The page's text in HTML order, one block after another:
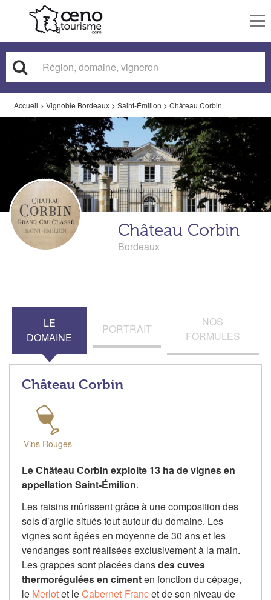
Accueil > Vignoble Bordeaux > Saint-Émilion > Château Corbin
Château Corbin
Bordeaux
LE
DOMAINE
PORTRAIT
NOS
FORMULES
Château Corbin
Vins Rouges
Le Château Corbin exploite 13 ha de vignes en
appellation Saint-Émilion.
Les raisins mûrissent grâce à une composition des
sols d’argile situés tout autour du domaine. Les
vignes sont âgées en moyenne de 30 ans et les
vendanges sont réalisées exclusivement à la main.
Les grappes sont placées dansdes cuves
thermorégulées en cimenten fonction du cépage,
le Merlotet leCabernet-Francet de son niveau de